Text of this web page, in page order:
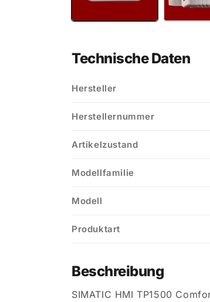
Technische Daten
Hersteller
Herstellernummer
Artikelzustand
Modellfamilie
Modell
Produktart
Beschreibung
SIMATIC HMI TP1500